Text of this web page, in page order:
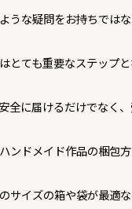
な疑問をお持ちではな
ても重要なステップと
全に届けるだけでなく
ンドメイド作品の梱包方
サイズの箱や袋が最適